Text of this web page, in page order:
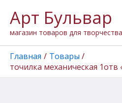
содержимому
Арт Бульвар
магазин товаров для
Главная
Товары
точилка механическая
товара
точилка
механическая
1отв
"Оленьи